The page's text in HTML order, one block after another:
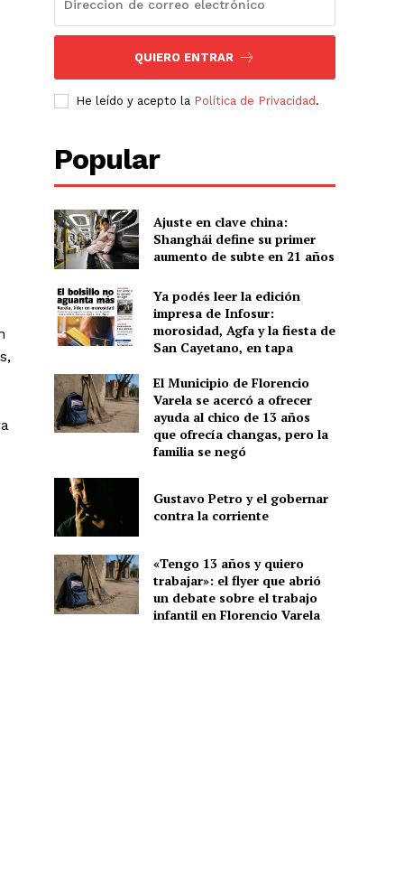
QUIERO ENTRAR
He leído y acepto la Política de Privacidad .
Popular
Ajuste en clave china:
Shanghái define su primer
aumento de subte en 21 años
Ya podés leer la edición
impresa de Infosur:
morosidad, Agfa y la fiesta de
San Cayetano, en tapa
El Municipio de Florencio
Varela se acercó a ofrecer
ayuda al chico de 13 años
que ofrecía changas, pero la
familia se negó
Gustavo Petro y el gobernar
contra la corriente
«Tengo 13 años y quiero
trabajar»: el flyer que abrió
un debate sobre el trabajo
infantil en Florencio Varela